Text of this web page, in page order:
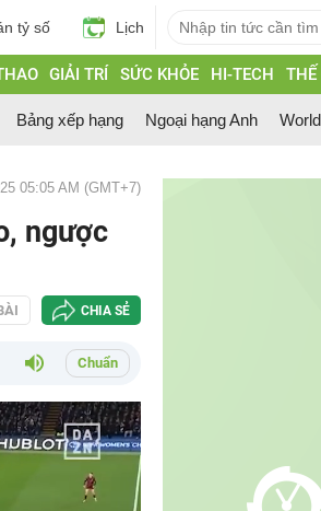
tỷ số Lịch
GIẢI TRÍ SỨC KHỎE HI-TECH THẾ
Bảng xếp hạng Ngoại hạng Anh
05:05 AM (GMT+7)
ngược
CHIA SẺ
Chuẩn